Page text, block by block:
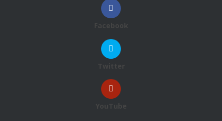
Facebook
Twitter
YouTube